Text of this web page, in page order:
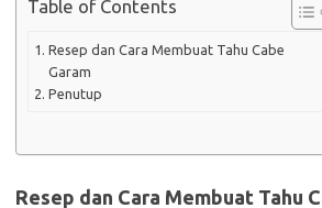
Table of Contents
Resep dan Cara Membuat Tahu Cabe
Garam
Penutup
Resep dan Cara Membuat Tahu